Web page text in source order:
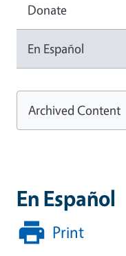
En Español
Print
Donate
En Español
Archived Content